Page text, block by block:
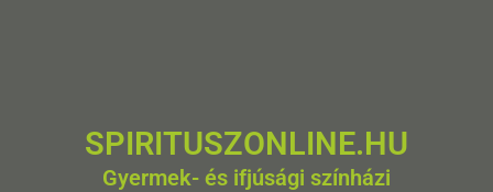
SPIRITUSZONLINE.HU
Gyermek- és ifjúsági színházi